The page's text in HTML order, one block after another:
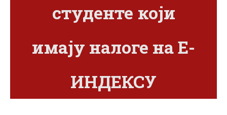
студенте који
имају налоге на Е-
ИНДЕКСУ